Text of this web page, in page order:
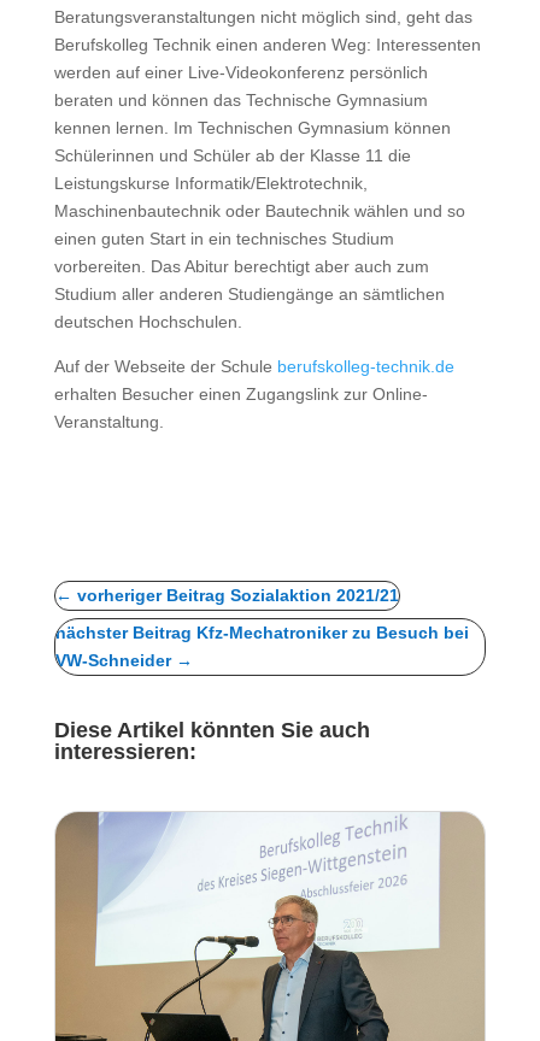
Beratungsveranstaltungen nicht möglich sind, geht das
Berufskolleg Technik einen anderen Weg: Interessenten
werden auf einer Live-Videokonferenz persönlich
beraten und können das Technische Gymnasium
kennen lernen. Im Technischen Gymnasium können
Schülerinnen und Schüler ab der Klasse 11 die
Leistungskurse Informatik/Elektrotechnik,
Maschinenbautechnik oder Bautechnik wählen und so
einen guten Start in ein technisches Studium
vorbereiten. Das Abitur berechtigt aber auch zum
Studium aller anderen Studiengänge an sämtlichen
deutschen Hochschulen.
Auf der Webseite der Schule berufskolleg-technik.de
erhalten Besucher einen Zugangslink zur Online-
Veranstaltung.
← vorheriger Beitrag Sozialaktion 2021/21
nächster Beitrag Kfz-Mechatroniker zu Besuch bei
VW-Schneider→
Diese Artikel könnten Sie auch
interessieren: